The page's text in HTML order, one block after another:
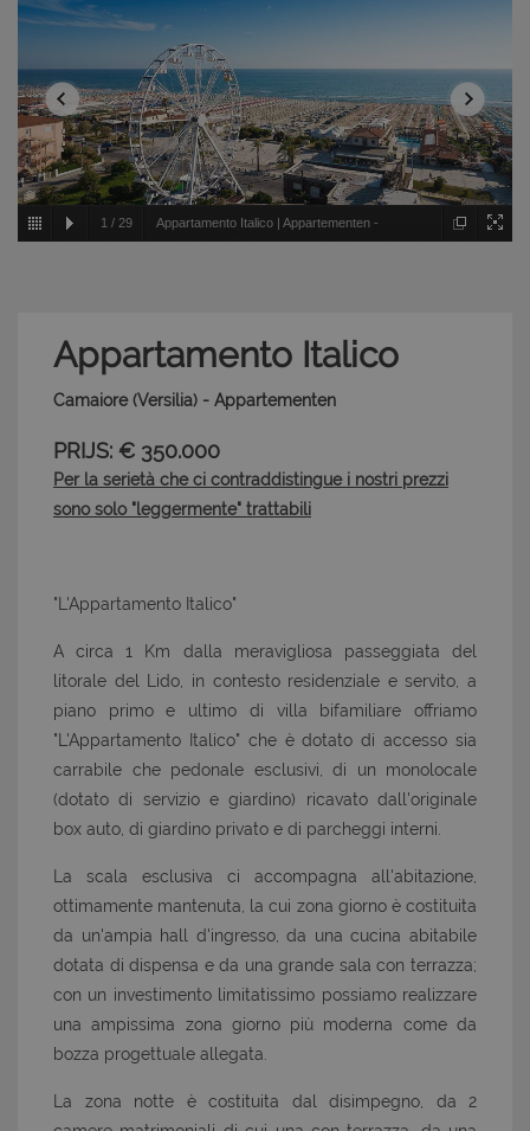
1 / 29 Appartamento Italico | Appartementen -
Appartamento Italico
Camaiore (Versilia) - Appartementen
PRIJS: € 350.000
Per la serietà che ci contraddistingue i nostri prezzi
sono solo "leggermente" trattabili
"L'Appartamento Italico"
A circa 1 Km dalla meravigliosa passeggiata del
litorale del Lido, in contesto residenziale e servito, a
piano primo e ultimo di villa bifamiliare offriamo
"L'Appartamento Italico" che è dotato di accesso sia
carrabile che pedonale esclusivi, di un monolocale
(dotato di servizio e giardino) ricavato dall'originale
box auto, di giardino privato e di parcheggi interni.
La scala esclusiva ci accompagna all'abitazione,
ottimamente mantenuta, la cui zona giorno è costituita
da un'ampia hall d'ingresso, da una cucina abitabile
dotata di dispensa e da una grande sala con terrazza;
con un investimento limitatissimo possiamo realizzare
una ampissima zona giorno più moderna come da
bozza progettuale allegata.
La zona notte è costituita dal disimpegno, da 2